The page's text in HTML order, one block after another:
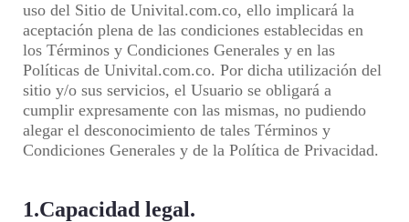
uso del Sitio de Univital.com.co, ello implicará la
aceptación plena de las condiciones establecidas en
los Términos y Condiciones Generales y en las
Políticas de Univital.com.co. Por dicha utilización del
sitio y/o sus servicios, el Usuario se obligará a
cumplir expresamente con las mismas, no pudiendo
alegar el desconocimiento de tales Términos y
Condiciones Generales y de la Política de Privacidad.
1.Capacidad legal.